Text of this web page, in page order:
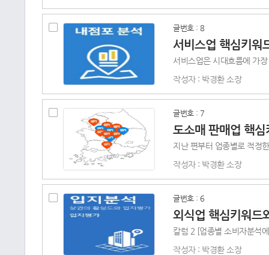
글번호 : 8
서비스업 핵심키워
작성자 : 박경환 소장
글번호 : 7
도소매 판매업 핵
작성자 : 박경환 소장
글번호 : 6
외식업 핵심키워드
작성자 : 박경환 소장